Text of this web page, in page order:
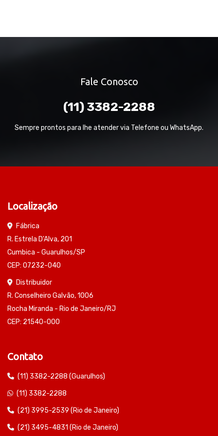
Fale Conosco
(11) 3382-2288
Sempre prontos para lhe atender via Telefone ou WhatsApp.
Localização
Fábrica
R. Estrela D'Alva, 201
Cumbica - Guarulhos/SP
CEP: 07232-040
Distribuidor
R. Conselheiro Galvão, 1006
Rocha Miranda - Rio de Janeiro/RJ
CEP: 21540-000
Contato
(11) 3382-2288 (Guarulhos)
(11) 3382-2288
(21) 3995-2539 (Rio de Janeiro)
(21) 3495-4831 (Rio de Janeiro)